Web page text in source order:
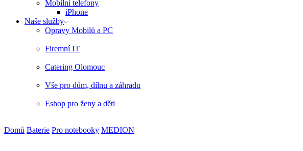
Mobilní telefony
iPhone
Naše služby
Opravy Mobilů a PC
Firemní IT
Catering Olomouc
Vše pro dům, dílnu a záhradu
Eshop pro ženy a děti
Domů Baterie Pro notebooky MEDION